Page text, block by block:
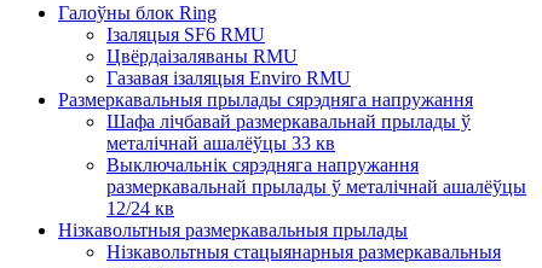
Галоўны блок Ring
Ізаляцыя SF6 RMU
Цвёрдаізаляваны RMU
Газавая ізаляцыя Enviro RMU
Размеркавальныя прылады сярэдняга напружання
Шафа лічбавай размеркавальнай прылады ў
металічнай ашалёўцы 33 кв
Выключальнік сярэдняга напружання
размеркавальнай прылады ў металічнай ашалёўцы
12/24 кв
Нізкавольтныя размеркавальныя прылады
Нізкавольтныя стацыянарныя размеркавальныя